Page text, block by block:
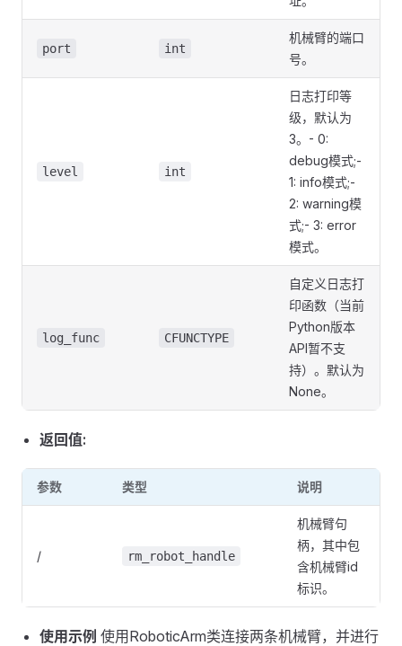
port int
机械臂的端口
号。
level int
日志打印等
级，默认为
3。- 0:
debug模式;-
1: info模式;-
2: warning模
式;- 3: error
模式。
log_func CFUNCTYPE
自定义日志打
印函数（当前
Python版本
API暂不支
持）。默认为
None。
返回值:
参数 类型 说明
/ rm_robot_handle
机械臂句
柄，其中包
含机械臂id
标识。
使用示例 使用RoboticArm类连接两条机械臂，并进行